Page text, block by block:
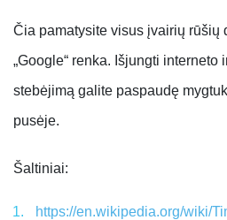
Čia pamatysite visus įvairių rūšių
„Google“ renka. Išjungti interneto
stebėjimą galite paspaudę
pusėje.
Šaltiniai:
https://en.wikipedia.org/wiki/